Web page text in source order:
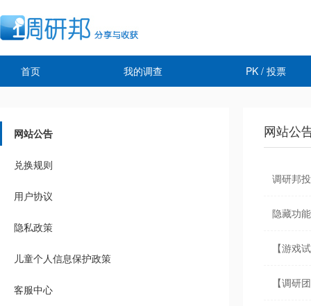
首页 我的调查 PK / 投票
网站公告
兑换规则
用户协议
隐私政策
儿童个人信息保护政策
客服中心
网站公
调研邦
隐藏功能
【游戏
【调研